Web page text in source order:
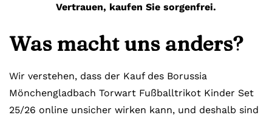
Vertrauen, kaufen Sie sorgenfrei.
Was macht uns anders?
Wir verstehen, dass der Kauf des Borussia
Mönchengladbach Torwart Fußballtrikot Kinder Set
25/26 online unsicher wirken kann, und deshalb sind